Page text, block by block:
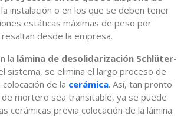
instalación o en los que se deben tener
estáticas máximas de peso por
desde la empresa.
la lámina de desolidarización Schlüter-
sistema, se elimina el largo proceso de
de la cerámica. Así, tan pronto
mortero sea transitable, ya se puede
cerámicas previa colocación de la lámina